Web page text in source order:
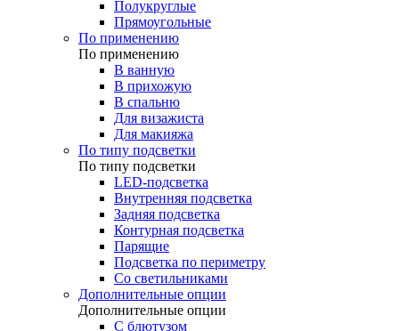
Полукруглые
Прямоугольные
По применению
По применению
В ванную
В прихожую
В спальню
Для визажиста
Для макияжа
По типу подсветки
По типу подсветки
LED-подсветка
Внутренняя подсветка
Задняя подсветка
Контурная подсветка
Парящие
Подсветка по периметру
Со светильниками
Дополнительные опции
Дополнительные опции
С блютузом